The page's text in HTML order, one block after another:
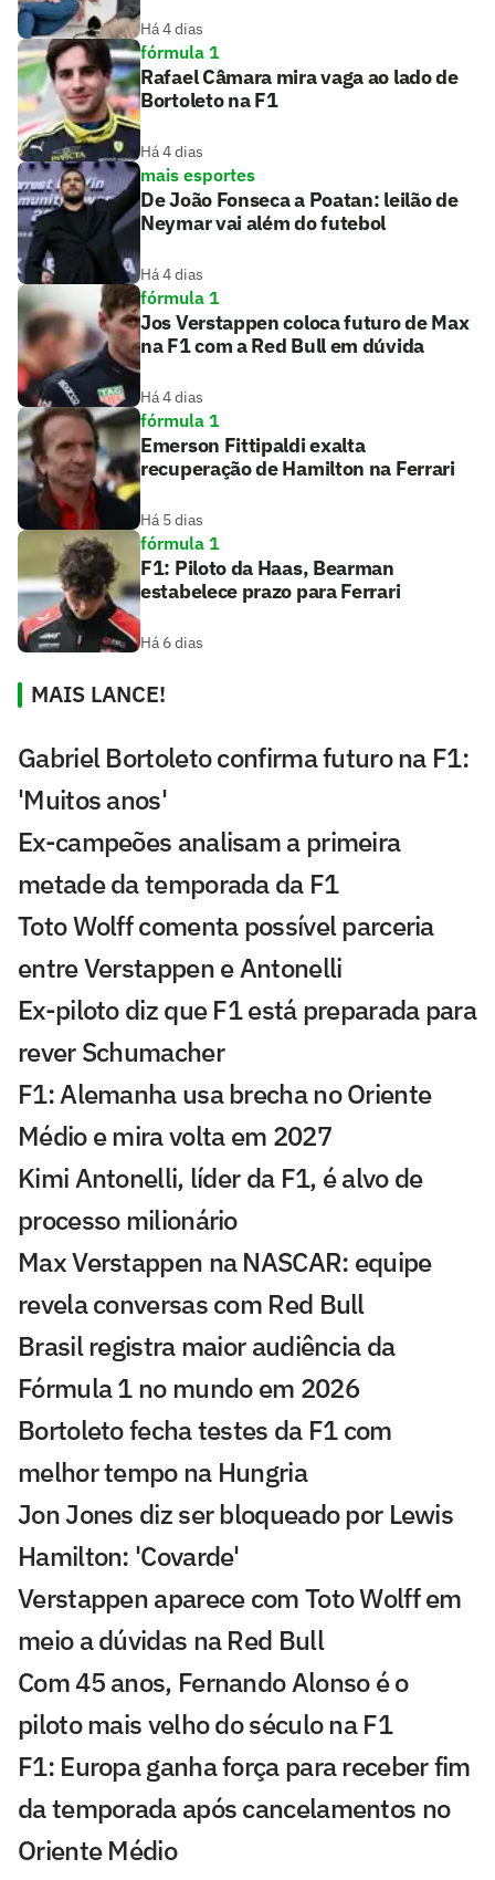
Há 4 dias
fórmula 1
Rafael Câmara mira vaga ao lado de
Bortoleto na F1
Há 4 dias
mais esportes
De João Fonseca a Poatan: leilão de
Neymar vai além do futebol
Há 4 dias
fórmula 1
Jos Verstappen coloca futuro de Max
na F1 com a Red Bull em dúvida
Há 4 dias
fórmula 1
Emerson Fittipaldi exalta
recuperação de Hamilton na Ferrari
Há 5 dias
fórmula 1
F1: Piloto da Haas, Bearman
estabelece prazo para Ferrari
Há 6 dias
MAIS LANCE!
Gabriel Bortoleto confirma futuro na F1:
'Muitos anos'
Ex-campeões analisam a primeira
metade da temporada da F1
Toto Wolff comenta possível parceria
entre Verstappen e Antonelli
Ex-piloto diz que F1 está preparada para
rever Schumacher
F1: Alemanha usa brecha no Oriente
Médio e mira volta em 2027
Kimi Antonelli, líder da F1, é alvo de
processo milionário
Max Verstappen na NASCAR: equipe
revela conversas com Red Bull
Brasil registra maior audiência da
Fórmula 1 no mundo em 2026
Bortoleto fecha testes da F1 com
melhor tempo na Hungria
Jon Jones diz ser bloqueado por Lewis
Hamilton: 'Covarde'
Verstappen aparece com Toto Wolff em
meio a dúvidas na Red Bull
Com 45 anos, Fernando Alonso é o
piloto mais velho do século na F1
F1: Europa ganha força para receber fim
da temporada após cancelamentos no
Oriente Médio